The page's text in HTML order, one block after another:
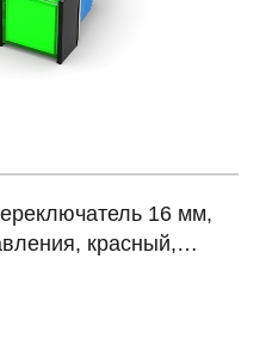
16 мм,
красный,